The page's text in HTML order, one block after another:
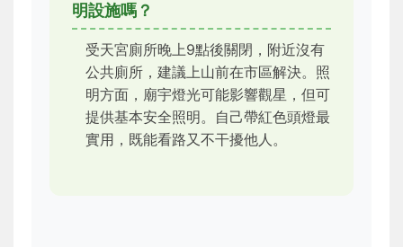
明設施嗎？
受天宮廁所晚上9點後關閉，附近沒有
公共廁所，建議上山前在市區解決。照
明方面，廟宇燈光可能影響觀星，但可
提供基本安全照明。自己帶紅色頭燈最
實用，既能看路又不干擾他人。